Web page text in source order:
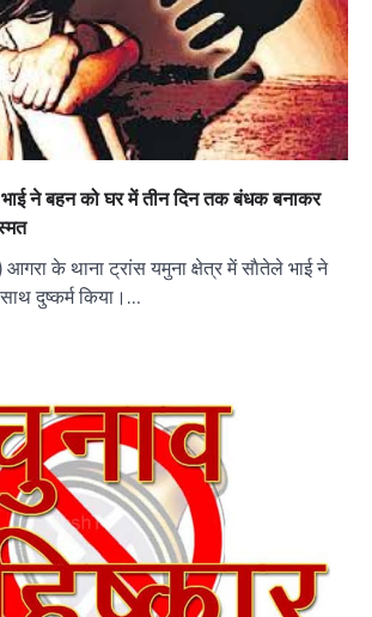
ने बहन को घर में तीन दिन तक बंधक बनाकर
आगरा के थाना ट्रांस यमुना क्षेत्र में साैतेले भाई ने
दुष्कर्म किया।…